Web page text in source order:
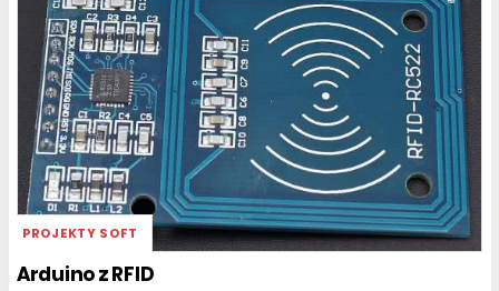
PROJEKTY SOFT
Arduino z RFID